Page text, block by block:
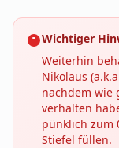
Wichtiger
Weiterhin
Nikolaus
nachdem wie
verhalten
pünklich zum
Stiefel füllen.